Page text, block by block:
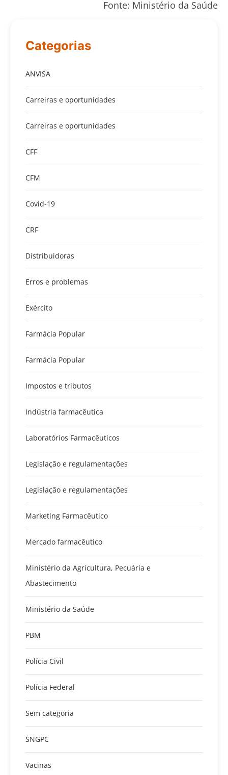
Fonte: Ministério da Saúde
Categorias
ANVISA
Carreiras e oportunidades
Carreiras e oportunidades
CFF
CFM
Covid-19
CRF
Distribuidoras
Erros e problemas
Exército
Farmácia Popular
Farmácia Popular
Impostos e tributos
Indústria farmacêutica
Laboratórios Farmacêuticos
Legislação e regulamentações
Legislação e regulamentações
Marketing Farmacêutico
Mercado farmacêutico
Ministério da Agricultura, Pecuária e
Abastecimento
Ministério da Saúde
PBM
Polícia Civil
Polícia Federal
Sem categoria
SNGPC
Vacinas